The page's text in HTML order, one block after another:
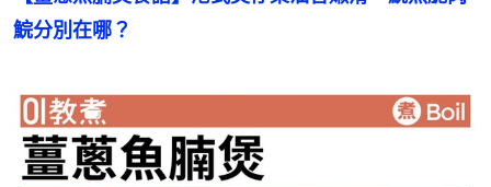
鯇分別在哪？